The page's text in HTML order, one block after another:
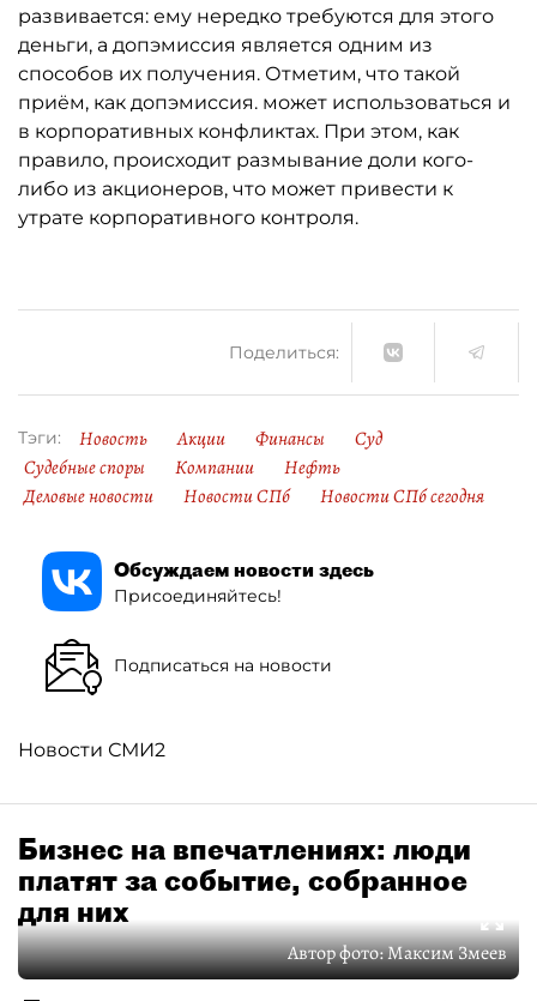
развивается: ему нередко требуются для этого
деньги, а допэмиссия является одним из
способов их получения. Отметим, что такой
приём, как допэмиссия. может использоваться и
в корпоративных конфликтах. При этом, как
правило, происходит размывание доли кого-
либо из акционеров, что может привести к
утрате корпоративного контроля.
Поделиться:
Тэги: Новость Акции Финансы
Суд
Судебные споры
Компании
Нефть
Деловые новости
Новости СПб Новости СПб сегодня
Обсуждаем новости здесь
Присоединяйтесь!
Подписаться на новости
Новости СМИ2
Бизнес на впечатлениях: люди
платят за событие, собранное
для них
Автор фото:Максим Змеев